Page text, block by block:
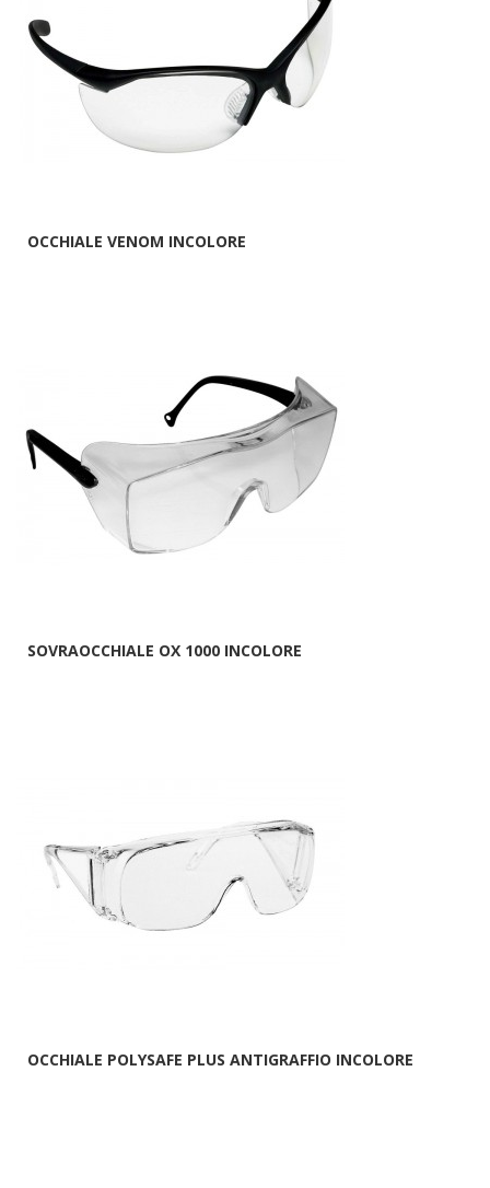
OCCHIALE VENOM INCOLORE
SOVRAOCCHIALE OX 1000 INCOLORE
OCCHIALE POLYSAFE PLUS ANTIGRAFFIO INCOLORE